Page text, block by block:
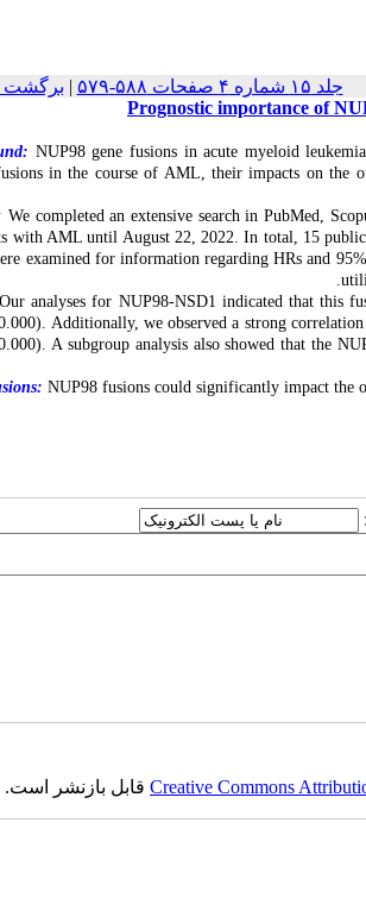
جلد ۱۵ شماره ۴ صفحات ۵۸۸-۵۷۹ | برگشت
Prognostic importance of
NUP98 gene fusions in acute myeloid
in the course of AML, their impacts on the
We completed an extensive search in PubMed,
with AML until August 22, 2022. In total, 15
examined for information regarding HRs and
Our analyses for NUP98-NSD1 indicated that this
Additionally, we observed a strong
A subgroup analysis also showed that the
NUP98 fusions could significantly impact the
Creative Commonsقابل بازنشر است.